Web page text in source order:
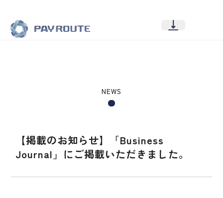
【掲載のお知らせ】「Business
Journal」にご掲載いただきました。
NEWS